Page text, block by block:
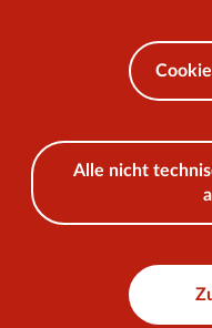
Alle nicht